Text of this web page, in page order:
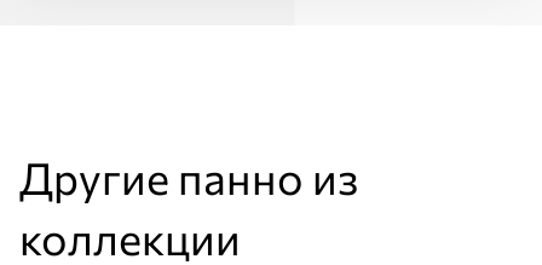
Другие панно из
коллекции